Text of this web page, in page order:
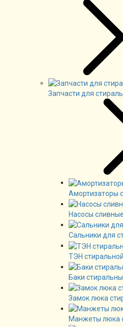
Запчасти для
Амортизаторы
Насосы
Сальники для
ТЭН
Баки
Замок люка
Манжеты люка